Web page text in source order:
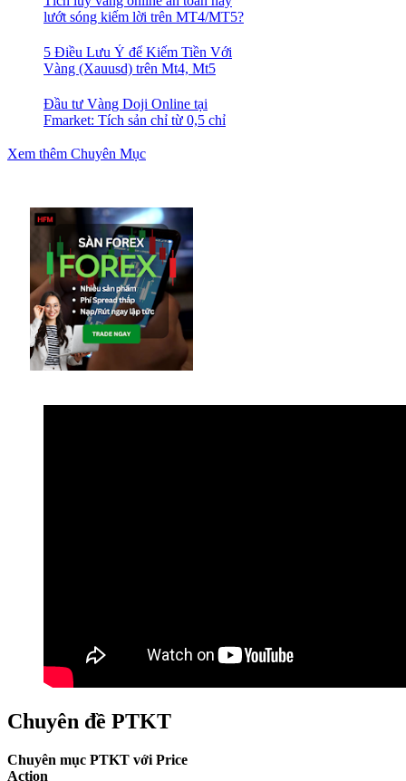
lướt sóng kiếm lời trên MT4/MT5?
5 Điều Lưu Ý để Kiếm Tiền Với
Vàng (Xauusd) trên Mt4, Mt5
Đầu tư Vàng Doji Online tại
Fmarket: Tích sản chỉ từ 0,5 chỉ
Xem thêm Chuyên Mục
Chuyên đề PTKT
Chuyên mục PTKT với Price
Action